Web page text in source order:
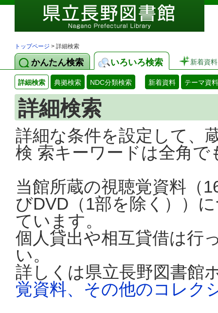
トップページ > 詳細検索
かんたん検索 いろいろ検索 新着資料
詳細検索 典拠検索 NDC分類検索 新着資料 テーマ資料
詳細検索
詳細な条件を設定して、
検 索キーワードは全角
当館所蔵の視聴覚資料（
びDVD（1部を除く））
ています。
個人貸出や相互貸借は行
い。
詳しくは県立長野図書館
覚資料、その他のコレク